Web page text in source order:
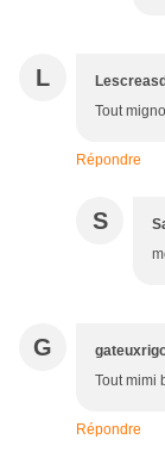
L
Tout
Répondre
S
G
Tout mimi
Répondre